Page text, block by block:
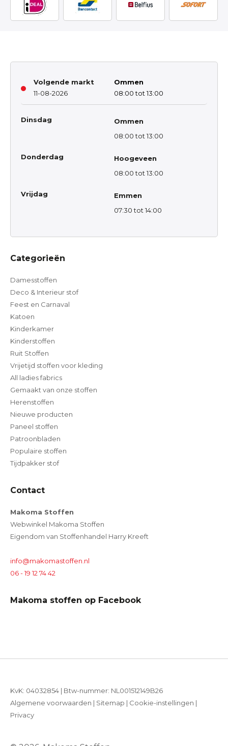
Volgende markt
11-08-2026
Ommen
08:00 tot 13:00
Dinsdag
Ommen
08:00 tot 13:00
Donderdag
Hoogeveen
08:00 tot 13:00
Vrijdag
Emmen
07:30 tot 14:00
Categorieën
Damesstoffen
Deco & Interieur stof
Feest en Carnaval
Katoen
Kinderkamer
Kinderstoffen
Ruit Stoffen
Vrijetijd stoffen voor kleding
All ladies fabrics
Gemaakt van onze stoffen
Herenstoffen
Nieuwe producten
Paneel stoffen
Patroonbladen
Populaire stoffen
Tijdpakker stof
Contact
Makoma Stoffen
Webwinkel Makoma Stoffen
Eigendom van Stoffenhandel Harry Kreeft
info@makomastoffen.nl
06 - 19 12 74 42
Makoma stoffen op Facebook
KvK: 04032854 | Btw-nummer: NL001512149B26
Algemene voorwaarden | Sitemap | Cookie-instellingen |
Privacy